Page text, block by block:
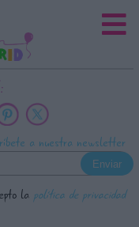
a nuestra newsletter
la política de privacidad